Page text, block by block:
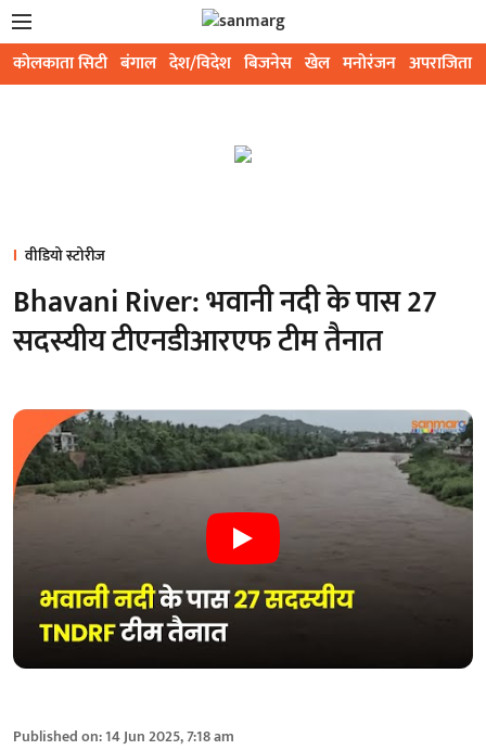
कोलकाता सिटी बंगाल देश/विदेश बिजनेस खेल मनोरंजन अपराजिता
वीडियो स्टोरीज
Bhavani River: भवानी नदी के पास 27
सदस्यीय टीएनडीआरएफ टीम तैनात
Published on:14 Jun 2025, 7:18 am